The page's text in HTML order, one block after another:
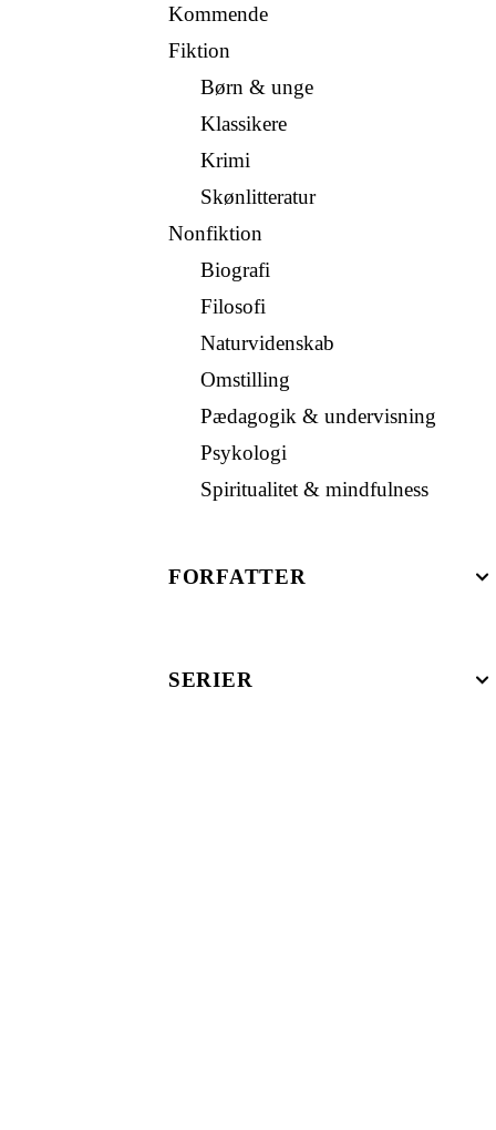
Kommende
Fiktion
Børn & unge
Klassikere
Krimi
Skønlitteratur
Nonfiktion
Biografi
Filosofi
Naturvidenskab
Omstilling
Pædagogik & undervisning
Psykologi
Spiritualitet & mindfulness
FORFATTER
SERIER